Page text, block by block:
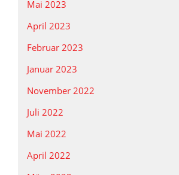
Mai 2023
April 2023
Februar 2023
Januar 2023
November 2022
Juli 2022
Mai 2022
April 2022